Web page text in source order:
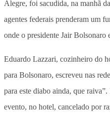
Alegre, foi sacudida, na manhã
agentes federais prenderam um
onde o presidente Jair Bolsonaro
Eduardo Lazzari, cozinheiro do
para Bolsonaro, escreveu nas
para este diabo ainda, que
evento, no hotel, cancelado por